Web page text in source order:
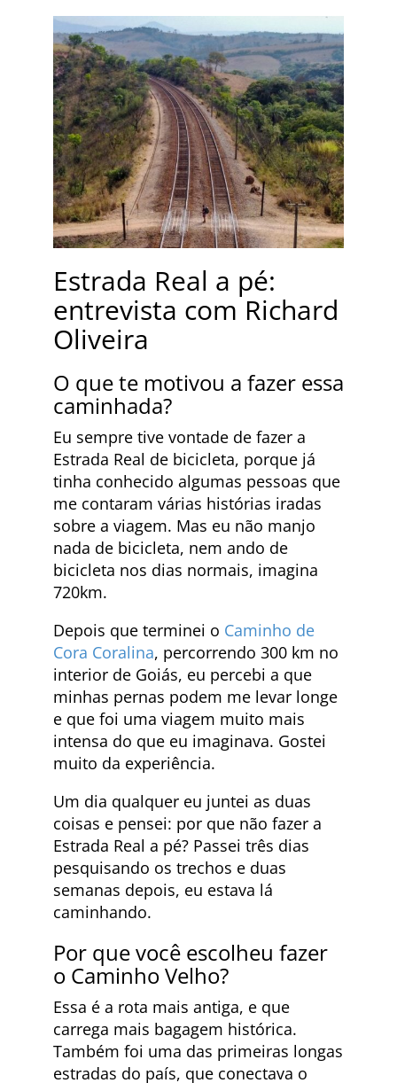
Estrada Real a pé:
entrevista com Richard
Oliveira
O que te motivou a fazer essa
caminhada?
Eu sempre tive vontade de fazer a
Estrada Real de bicicleta, porque já
tinha conhecido algumas pessoas que
me contaram várias histórias iradas
sobre a viagem. Mas eu não manjo
nada de bicicleta, nem ando de
bicicleta nos dias normais, imagina
720km.
Depois que terminei o Caminho de
Cora Coralina, percorrendo 300 km no
interior de Goiás, eu percebi a que
minhas pernas podem me levar longe
e que foi uma viagem muito mais
intensa do que eu imaginava. Gostei
muito da experiência.
Um dia qualquer eu juntei as duas
coisas e pensei: por que não fazer a
Estrada Real a pé? Passei três dias
pesquisando os trechos e duas
semanas depois, eu estava lá
caminhando.
Por que você escolheu fazer
o Caminho Velho?
Essa é a rota mais antiga, e que
carrega mais bagagem histórica.
Também foi uma das primeiras longas
estradas do país, que conectava o